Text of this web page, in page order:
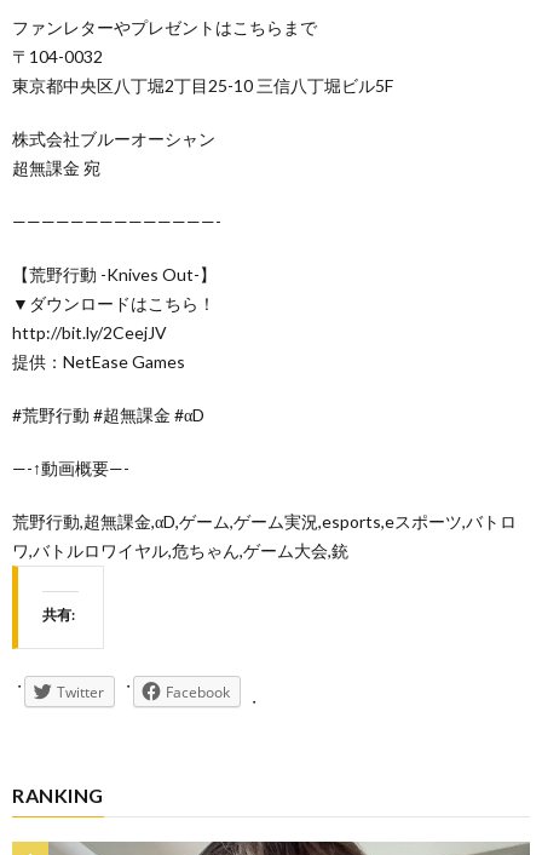
ファンレターやプレゼントはこちらまで
〒104-0032
東京都中央区八丁堀2丁目25-10 三信八丁堀ビル5F
株式会社ブルーオーシャン
超無課金 宛
——————————————-
【荒野行動 -Knives Out-】
▼ダウンロードはこちら！
http://bit.ly/2CeejJV
提供：NetEase Games
#荒野行動 #超無課金 #αD
—-↑動画概要—-
荒野行動,超無課金,αD,ゲーム,ゲーム実況,esports,eスポーツ,バトロ
ワ,バトルロワイヤル,危ちゃん,ゲーム大会,銃
共有:
Twitter Facebook
RANKING